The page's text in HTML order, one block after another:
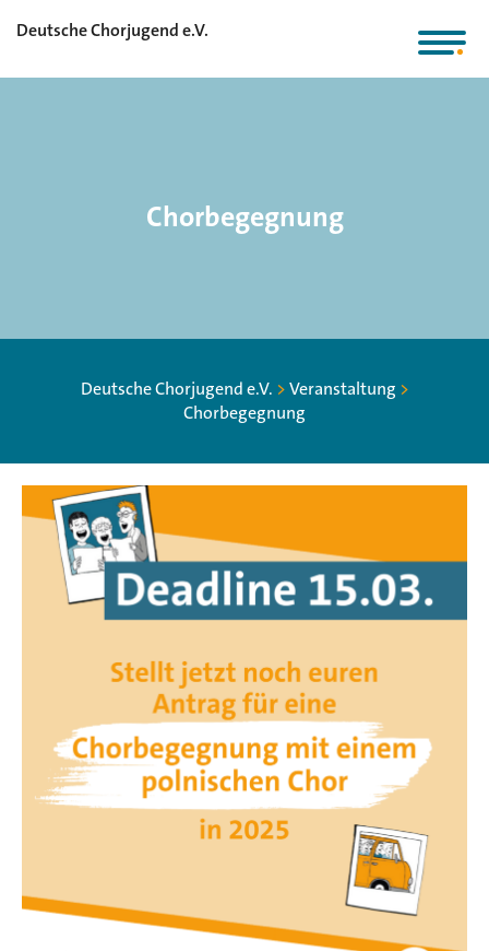
Deutsche Chorjugend e.V.
Chorbegegnung
Deutsche Chorjugend e.V. >Veranstaltung >
Chorbegegnung